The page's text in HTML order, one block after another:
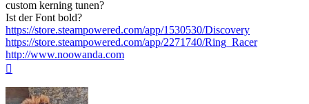
custom kerning tunen?
Ist der Font bold?
https://store.steampowered.com/app/1530530/Discovery
https://store.steampowered.com/app/2271740/Ring_Racer
http://www.noowanda.com